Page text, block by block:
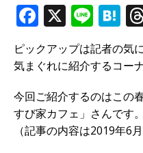
F
a
c
e
b
o
X Li
n
e
H
at
e
a
ピックアップは記者の気
気まぐれに紹介するコーナ
今回ご紹介するのはこの
すび家カフェ」さんです。
（記事の内容は2019年6